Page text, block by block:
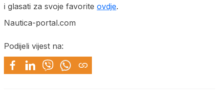
i glasati za svoje favorite ovdje.
Nautica-portal.com
Podijeli vijest na: